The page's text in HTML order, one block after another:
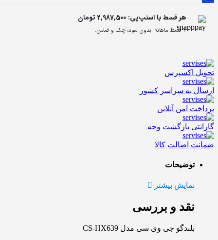
هر قسط با اسنپ‌پی: 2,987,500 تومان
۴ قسط ماهانه. بدون سود، چک و ضامن.
تحویل اکسپرس
ارسال به سراسر کشور
پرداخت امن آنلاین
گارانتی بازگشت وجه
ضمانت اصالت کالا
توضیحات
نمایش بیشتر
نقد و بررسی
بلندگو جی وی سی مدل CS-HX639